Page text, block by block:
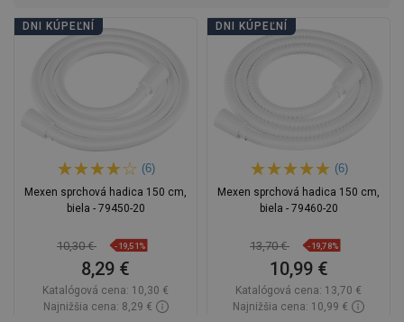
DNI KÚPEĽNÍ
(6)
Mexen sprchová hadica 150 cm,
biela - 79450-20
10,30 € -19,51%
8,29 €
Katalógová cena: 10,30 €
Najnižšia cena: 8,29 €
DNI KÚPEĽNÍ
(6)
Mexen sprchová hadica 150 cm,
biela - 79460-20
13,70 € -19,78%
10,99 €
Katalógová cena: 13,70 €
Najnižšia cena: 10,99 €